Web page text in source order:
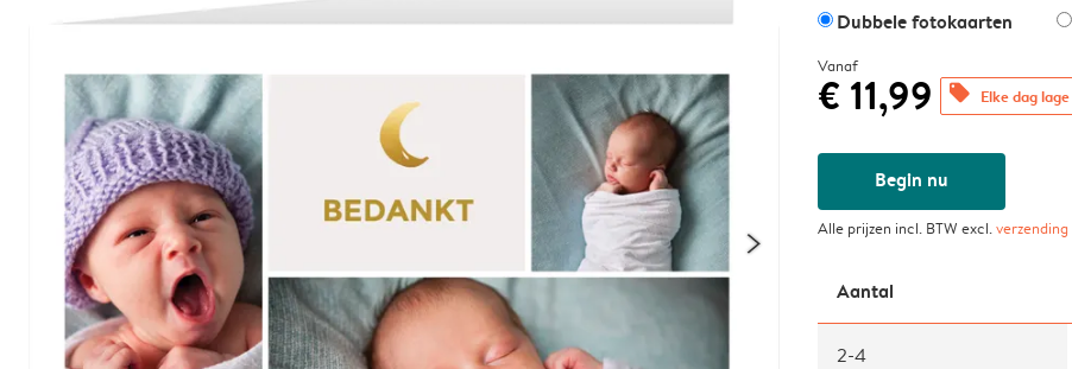
Dubbele fotokaarten
Vanaf
€ 11,99 offers Elke dag
Begin nu
Alle prijzen incl. BTW excl.verzending
Aantal
2-4